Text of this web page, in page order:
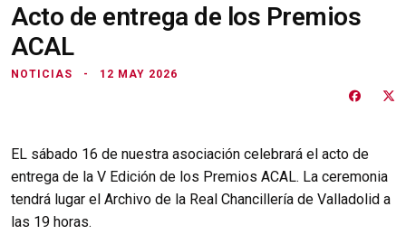
Acto de entrega de los Premios
ACAL
NOTICIAS 12 MAY 2026
EL sábado 16 de nuestra asociación celebrará el acto de
entrega de la V Edición de los Premios ACAL. La ceremonia
tendrá lugar el Archivo de la Real Chancillería de Valladolid a
las 19 horas.